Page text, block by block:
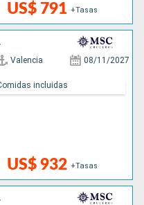
US$ 791 +Tasas
Valencia 08/11/2027
US$ 932 +Tasas
incluidas